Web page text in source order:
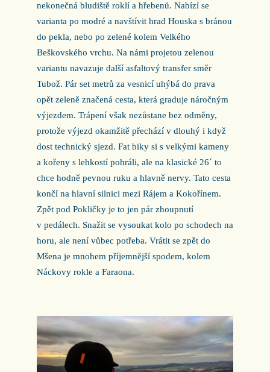
nekonečná bludiště roklí a hřebenů. Nabízí se
varianta po modré a navštívit hrad Houska s bránou
do pekla, nebo po zelené kolem Velkého
Beškovského vrchu. Na námi projetou zelenou
variantu navazuje další asfaltový transfer směr
Tubož. Pár set metrů za vesnicí uhýbá do prava
opět zeleně značená cesta, která graduje náročným
výjezdem. Trápení však nezůstane bez odměny,
protože výjezd okamžitě přechází v dlouhý i když
dost technický sjezd. Fat biky si s velkými kameny
a kořeny s lehkostí pohráli, ale na klasické 26´ to
chce hodně pevnou ruku a hlavně nervy. Tato cesta
končí na hlavní silnici mezi Rájem a Kokořínem.
Zpět pod Pokličky je to jen pár zhoupnutí
v pedálech. Snažit se vysoukat kolo po schodech na
horu, ale není vůbec potřeba. Vrátit se zpět do
Mšena je mnohem příjemnější spodem, kolem
Náckovy rokle a Faraona.